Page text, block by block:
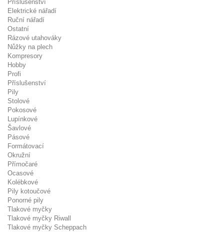
Příslušenství
Elektrické nářadí
Ruční nářadí
Ostatní
Rázové utahováky
Nůžky na plech
Kompresory
Hobby
Profi
Příslušenství
Pily
Stolové
Pokosové
Lupínkové
Šavlové
Pásové
Formátovací
Okružní
Přímočaré
Ocasové
Kolébkové
Pily kotoučové
Ponorné pily
Tlakové myčky
Tlakové myčky Riwall
Tlakové myčky Scheppach